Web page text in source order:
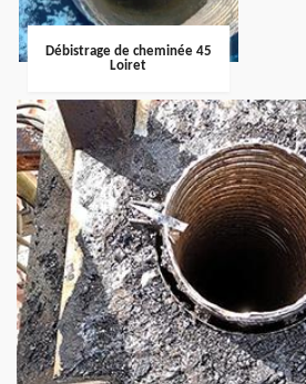
Débistrage de cheminée 45
Loiret